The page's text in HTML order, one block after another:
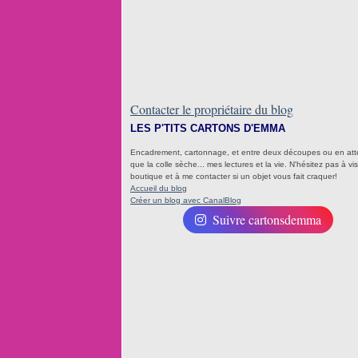
Contacter le propriétaire du blog
LES P'TITS CARTONS D'EMMA
Encadrement, cartonnage, et entre deux découpes ou en
que la colle sèche... mes lectures et la vie. N'hésitez pas à
boutique et à me contacter si un objet vous fait craquer!
Accueil du blog
Créer un blog avec CanalBlog
Suivre cartonsdemma